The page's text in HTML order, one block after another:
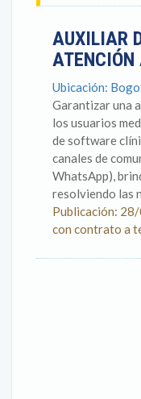
AUXILIAR
ATENCIÓN
Ubicación:
Garantizar una
los usuarios
de software
canales de
WhatsApp),
resolviendo las
Publicación:
con contrato a